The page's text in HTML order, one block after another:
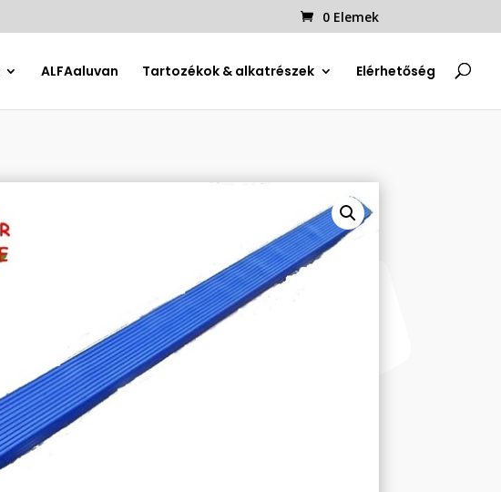
0 Elemek
ALFAaluvan Tartozékok & alkatrészek Elérhetőség